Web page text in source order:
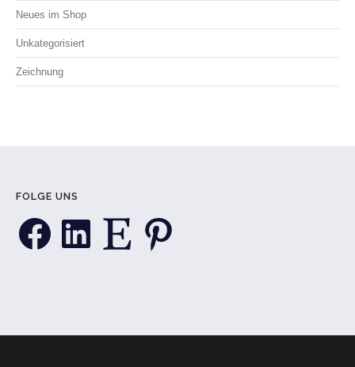
Neues im Shop
Unkategorisiert
Zeichnung
FOLGE UNS
Facebook
LinkedIn Etsy Pinterest